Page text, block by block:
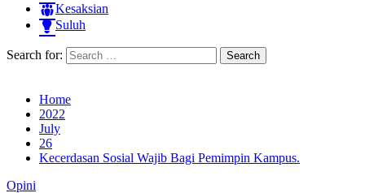
Kesaksian
Suluh
Search for:
Home
2022
July
26
Kecerdasan Sosial Wajib Bagi Pemimpin Kampus.
Opini